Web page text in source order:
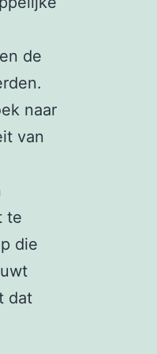
de
naar
van
te
die
dat